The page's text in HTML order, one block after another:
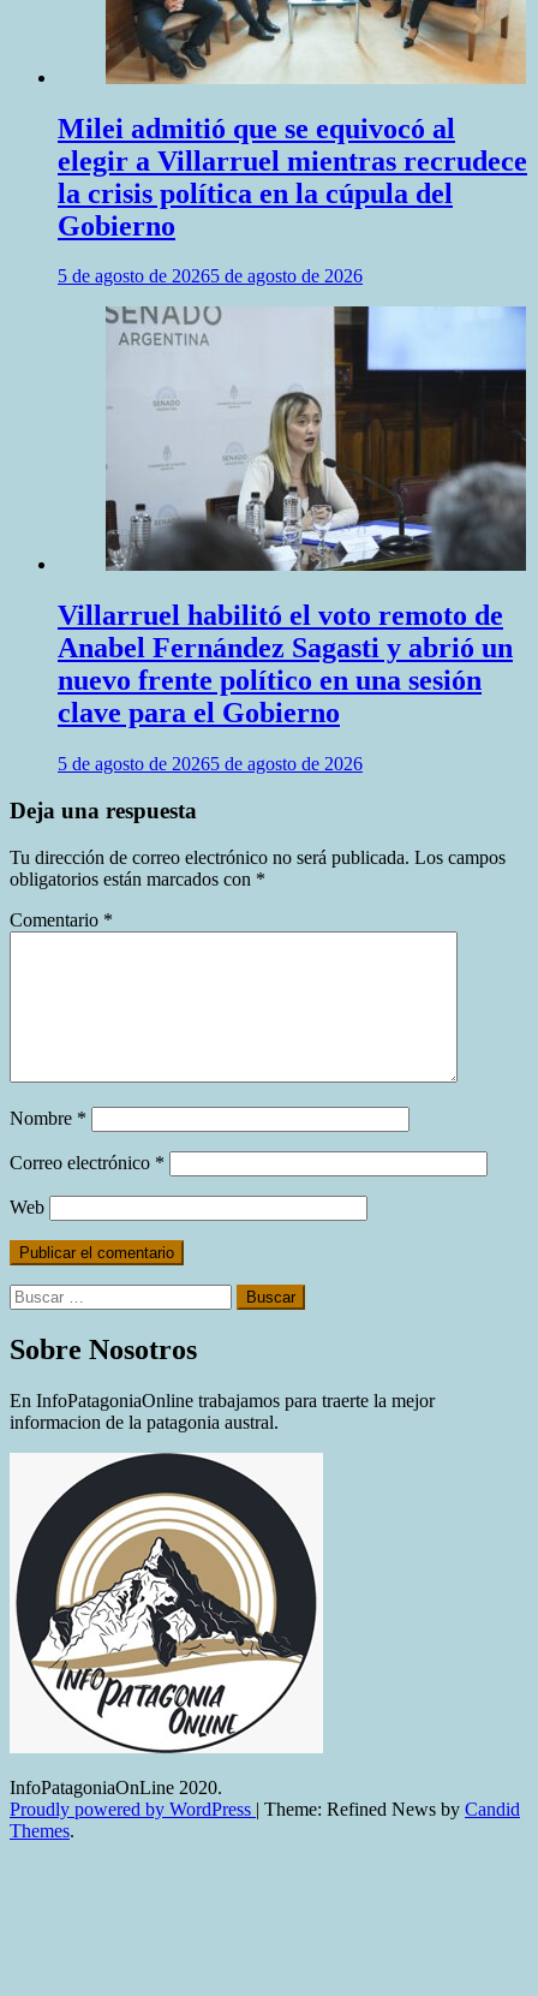
Milei admitió que se equivocó al
elegir a Villarruel mientras recrudece
la crisis política en la cúpula del
Gobierno
5 de agosto de 20265 de agosto de 2026
Villarruel habilitó el voto remoto de
Anabel Fernández Sagasti y abrió un
nuevo frente político en una sesión
clave para el Gobierno
5 de agosto de 20265 de agosto de 2026
Deja una respuesta
Tu dirección de correo electrónico no será publicada. Los campos
obligatorios están marcados con *
Comentario *
Nombre *
Correo electrónico *
Web
Buscar:
Sobre Nosotros
En InfoPatagoniaOnline trabajamos para traerte la mejor
informacion de la patagonia austral.
InfoPatagoniaOnLine 2020.
Proudly powered by WordPress | Theme: Refined News by Candid
Themes.